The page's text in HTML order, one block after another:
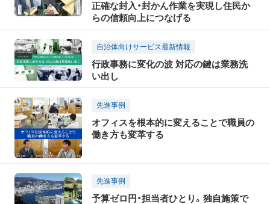
正確な封入・封かん作業を実現し住民か
らの信頼向上につなげる
自治体向けサービス最新情報
行政事務に変化の波 対応の鍵は業務洗
い出し
先進事例
オフィスを根本的に変えることで職員の
働き方も変革する
先進事例
予算ゼロ円・担当者ひとり。独自施策で